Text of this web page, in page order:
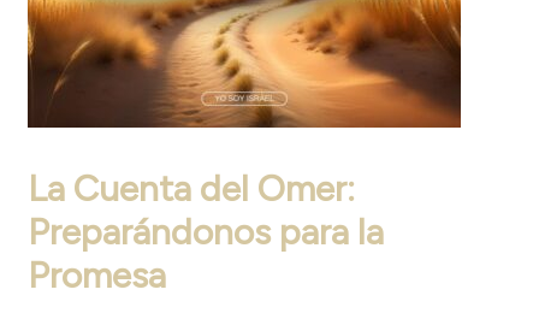
La Cuenta del Omer:
Preparándonos para la
Promesa